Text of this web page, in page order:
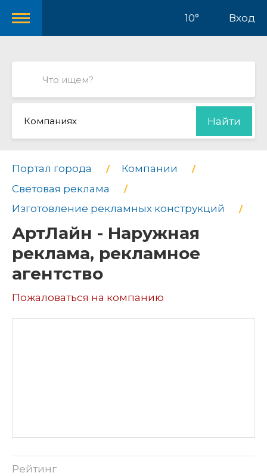
10° Вход
Компаниях Найти
Портал города
Компании
Световая реклама
Изготовление рекламных конструкций
АртЛайн - Наружная
реклама, рекламное
агентство
Пожаловаться на компанию
Рейтинг